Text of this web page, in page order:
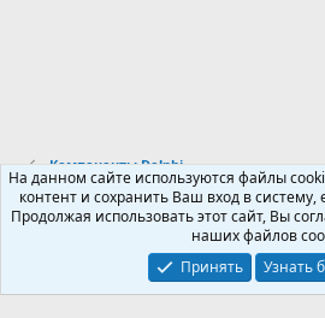
Компоненты Delphi
Russian (RU)
Условия и правила
Политика конфиденциальности
На данном сайте используются файлы
контент и сохранить Ваш вход в систему,
Продолжая использовать этот сайт, Вы
наших файлов
Принять
Узнать